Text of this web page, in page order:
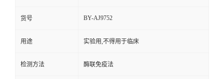
货号 BY-AJ9752
用途 实验用,不得用于临床
检测方法 酶联免疫法